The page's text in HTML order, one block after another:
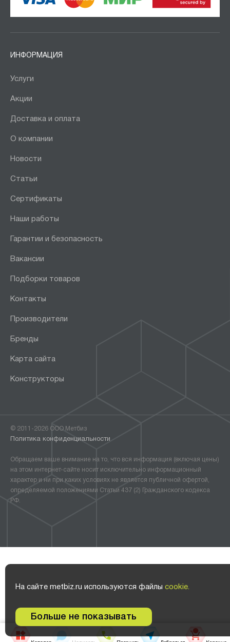
На сайте metbiz.ru используются файлы cookie.
Больше не показывать
ИНФОРМАЦИЯ
Услуги
Акции
Доставка и оплата
О компании
Новости
Статьи
Сертификаты
Наши работы
Гарантии и безопасность
Вакансии
Подборки товаров
Контакты
Производители
Бренды
Карта сайта
Конструкторы
© 2011-2026 ООО Метбиз
Политика конфиденциальности
Обращаем ваше внимание на то, что вся информация (включая цены)
на этом интернет-сайте носит исключительно информационный
характер и ни при каких условиях не является публичной офертой,
определяемой положениями Статьи 437 (2) Гражданского кодекса
РФ.